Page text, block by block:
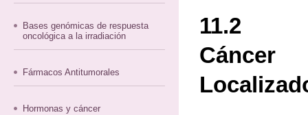
Bases genómicas de respuesta
oncológica a la irradiación
Fármacos Antitumorales
Hormonas y cáncer
11.2